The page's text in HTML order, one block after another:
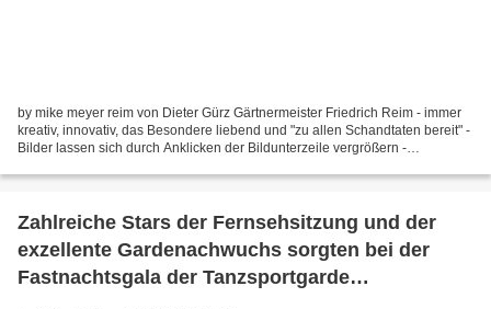
by mike meyer reim von Dieter Gürz Gärtnermeister Friedrich Reim - immer
kreativ, innovativ, das Besondere liebend und "zu allen Schandtaten bereit" -
Bilder lassen sich durch Anklicken der Bildunterzeile vergrößern -
Zahlreiche Stars der Fernsehsitzung und der
exzellente Gardenachwuchs sorgten bei der
Fastnachtsgala der Tanzsportgarde